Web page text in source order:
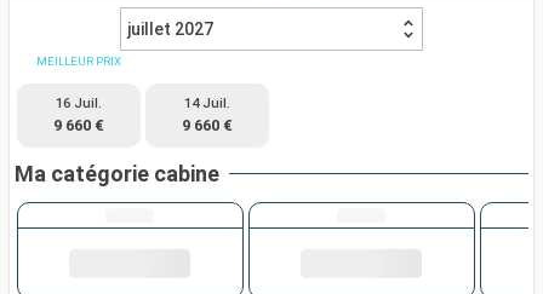
juillet 2027
MEILLEUR PRIX
16 Juil.
9 660 €
14 Juil.
9 660 €
Ma catégorie cabine
Rechercher